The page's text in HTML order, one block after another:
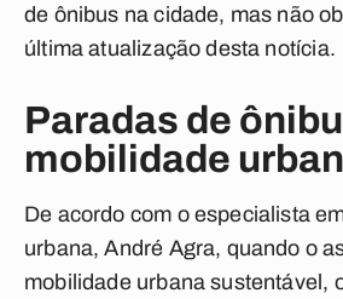
de ônibus na cidade, mas não
última atualização desta notícia.
Paradas de
mobilidade
De acordo com o especialista
urbana, André Agra, quando o
mobilidade urbana sustentável,